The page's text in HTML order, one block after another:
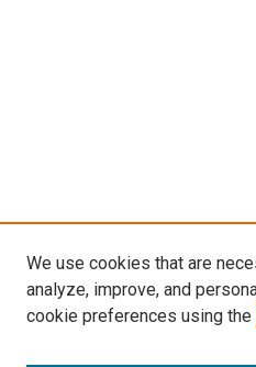
We use cookies that are
analyze, improve, and
cookie preferences using the